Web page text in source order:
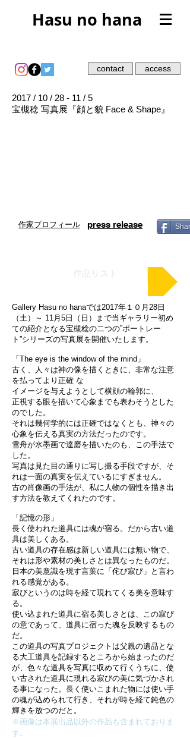
Hasu no hana
contact access
2017 / 10 / 28 - 11 / 5
宝槻稔 写真展『顔と貌 Face & Shape 』
作家プロフィール press release Share
作品リスト
Gallery Hasu no hanaでは2017年１０月28日
（土）～ 11月5日（日）まで当ギャラリー初め
ての紹介となる宝槻稔の二つの”ポートレー
ト”シリーズの写真展を開催いたします。
「The eye is the window of the mind」
古く、人々は神の像を描くときに、非常な注意
を払ってより正確 な
イメージを与えようとして横顔の輪郭に、
正視する眼を描いて心象までも表わそうとした
のでした。
それは幾何学的には正確ではなくとも、神々の
心象を伝える真実の方法だったのです。
雪舟が水墨画で達磨を描いたのも、この手法で
した。
写真は見た目の通りに写し撮る手段ですが、そ
れは一面の真実を伝えているにすぎません。
古の肖像画の手法が、私に人物の個性を描き出
す方法を教えてくれたのです。
「記憶の形」
長く使われた道具には魂が宿る。だから古い道
具は美しくある。
古い道具の存在感は新しい道具には無い物で、
それは形や素材の美しさとは異なったものだ。
日本の美意識を現す言葉に「侘び寂び」と言わ
れる感覚がある。
寂びというのは時を経て現れてくる美を意味す
る。
使い込まれた道具に宿る美しさとは、この寂び
の意であって、道具に宿った魂を反映するもの
だ。
この道具の写真プロジェクトは父親の遺品とな
る大工道具を記録するところから始まったのだ
が、色々な道具を写真に収めて行くうちに、使
い古された道具に現れる寂びの美に気づかされ
る事になった。長く使いこまれた物には使い手
の魂が込められて行き、それが時を経て鈍色の
輝きを放つのだと。
※画像は本展出品以外の作品も含まれておりま
す。